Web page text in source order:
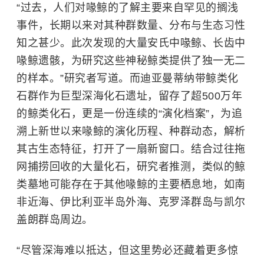
“过去，人们对喙鲸的了解主要来自罕见的搁浅
事件，长期以来对其种群数量、分布与生态习性
知之甚少。此次发现的大量安氏中喙鲸、长齿中
喙鲸遗骸，为研究这些神秘鲸类提供了独一无二
的样本。”研究者写道。而迪亚曼蒂纳带鲸类化
石群作为巨型深海化石遗址，留存了超500万年
的鲸类化石，更是一份连续的“演化档案”，为追
溯上新世以来喙鲸的演化历程、种群动态，解析
其古生态特征，打开了一扇新窗口。结合过往拖
网捕捞回收的大量化石，研究者推测，类似的鲸
类墓地可能存在于其他喙鲸的主要栖息地，如南
非近海、伊比利亚半岛外海、克罗泽群岛与凯尔
盖朗群岛周边。
“尽管深海难以抵达，但这里势必还藏着更多惊